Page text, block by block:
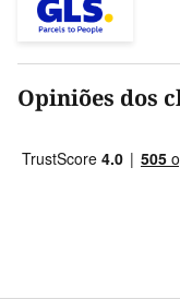
Opiniões dos